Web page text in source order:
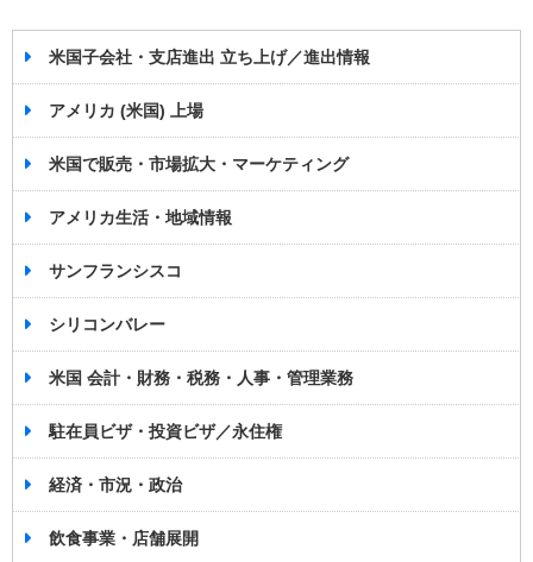
米国子会社・支店進出 立ち上げ／進出情報
アメリカ (米国) 上場
米国で販売・市場拡大・マーケティング
アメリカ生活・地域情報
サンフランシスコ
シリコンバレー
米国 会計・財務・税務・人事・管理業務
駐在員ビザ・投資ビザ／永住権
経済・市況・政治
飲食事業・店舗展開